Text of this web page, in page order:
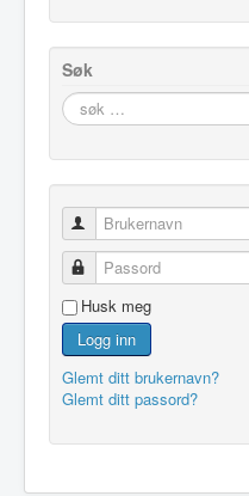
Søk
søk
…
Brukernavn
Passord
Husk meg
Logg inn
Glemt ditt brukernavn?
Glemt ditt passord?